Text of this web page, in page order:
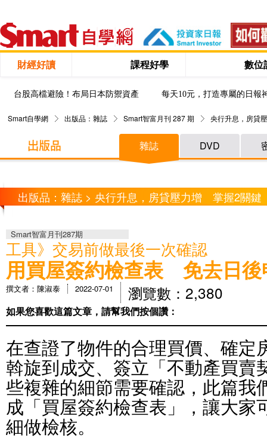
財經好讀 課程好學 數位
台股高檔避險！布局日本防禦資產 每天10元，打造專屬的日報
Smart自學網 出版品：雜誌 Smart智富月刊 287 期 央行升息，房貸
雜誌 DVD
出版品：雜誌 > 央行升息，房貸壓力增 掌握2關
Smart智富月刊287期
工具》交易前做最後一次確認
用買屋簽約檢查表 免去日後
撰文者：陳淑泰 2022-07-01 瀏覽數：2,380
如果您喜歡這篇文章，請幫我們按個讚：
在查證了物件的合理買價、確定
斡旋到成交、簽立「不動產買賣
些複雜的細節需要確認，此篇我
成「買屋簽約檢查表」，讓大家
細做檢核。